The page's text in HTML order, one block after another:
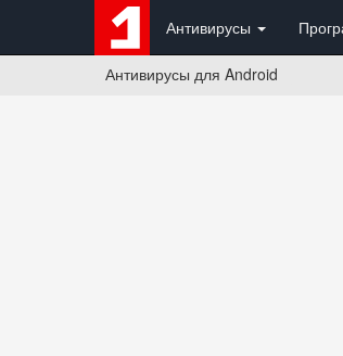
Антивирусы
Антивирусы для Android